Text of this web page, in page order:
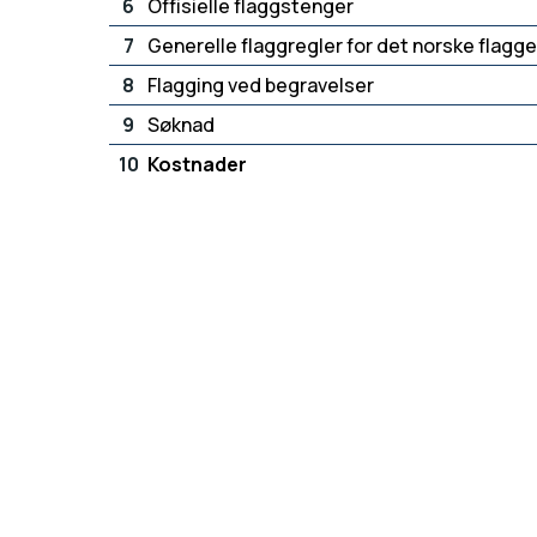
6 Offisielle flaggstenger
7 Generelle flaggregler for det norske
8 Flagging ved begravelser
9 Søknad
10 Kostnader